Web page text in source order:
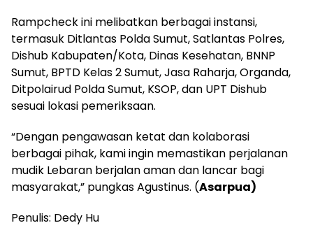
Rampcheck ini melibatkan berbagai instansi,
termasuk Ditlantas Polda Sumut, Satlantas Polres,
Dishub Kabupaten/Kota, Dinas Kesehatan, BNNP
Sumut, BPTD Kelas 2 Sumut, Jasa Raharja, Organda,
Ditpolairud Polda Sumut, KSOP, dan UPT Dishub
sesuai lokasi pemeriksaan.
“Dengan pengawasan ketat dan kolaborasi
berbagai pihak, kami ingin memastikan perjalanan
mudik Lebaran berjalan aman dan lancar bagi
masyarakat,” pungkas Agustinus. (Asarpua)
Penulis: Dedy Hu